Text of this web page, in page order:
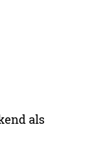
als